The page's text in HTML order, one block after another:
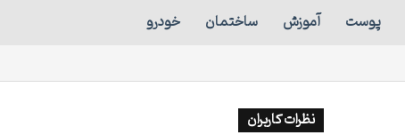
پوست آموزش ساختمان خودرو
نظرات کاربران